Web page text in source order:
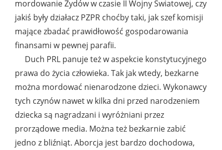
mordowanie Żydów w czasie II Wojny Światowej, czy
jakiś były działacz PZPR choćby taki, jak szef komisji
mające zbadać prawidłowość gospodarowania
finansami w pewnej parafii.
Duch PRL panuje też w aspekcie konstytucyjnego
prawa do życia człowieka. Tak jak wtedy, bezkarne
można mordować nienarodzone dzieci. Wykonawcy
tych czynów nawet w kilka dni przed narodzeniem
dziecka są nagradzani i wyróżniani przez
prorządowe media. Można też bezkarnie zabić
jedno z bliźniąt. Aborcja jest bardzo dochodowa,